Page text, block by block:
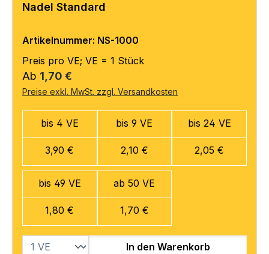
Nadel Standard
Artikelnummer: NS-1000
Preis pro VE; VE = 1 Stück
Regulärer Preis:
Ab 1,70 €
Preise exkl. MwSt. zzgl. Versandkosten
bis 4 VE
3,90 €
bis 9 VE
2,10 €
bis 24 VE
2,05 €
bis 49 VE
1,80 €
ab 50 VE
1,70 €
In den Warenkorb